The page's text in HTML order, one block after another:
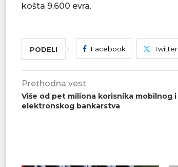
košta 9.600 evra.
PODELI Facebook Twitter
Prethodna vest
Više od pet miliona korisnika mobilnog i
elektronskog bankarstva